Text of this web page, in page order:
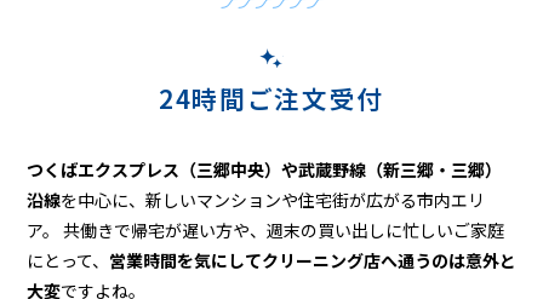
24時間ご注文受付
つくばエクスプレス（三郷中央）や武蔵野線（新三郷・三郷）
沿線を中心に、新しいマンションや住宅街が広がる市内エリ
ア。 共働きで帰宅が遅い方や、週末の買い出しに忙しいご家庭
にとって、 営業時間を気にしてクリーニング店へ通うのは意外と
大変ですよね。